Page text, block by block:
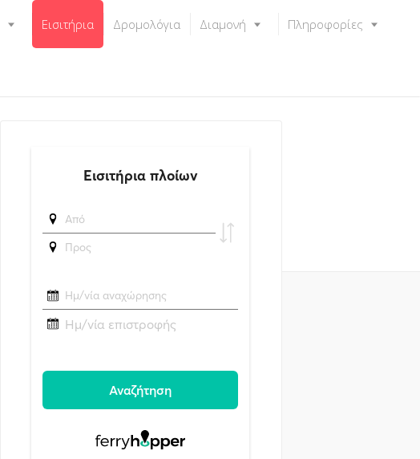
Εισιτήρια Δρομολόγια Διαμονή Πληροφορίες